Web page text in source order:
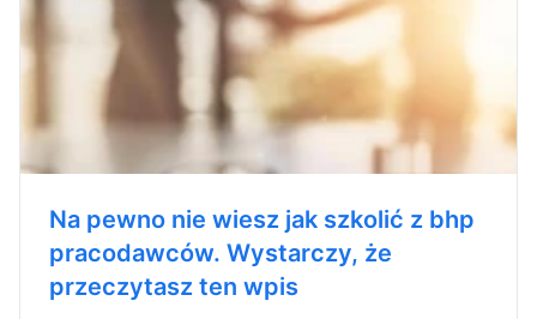
Na pewno nie wiesz jak szkolić z bhp
pracodawców. Wystarczy, że
przeczytasz ten wpis